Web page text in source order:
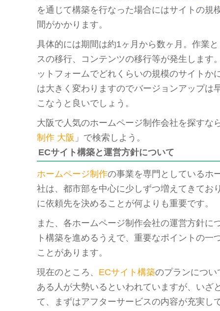
を通じて構築を行なった場合にはサイトの規
間がかかります。
具体的には期間は約1ヶ月から数ヶ月。作業
スの移行、コンテンツの移行等が発生します
ットフォームでどれくらいの規模のサイトか
は大きく変わりますのでバージョンアップは
こなうと良いでしょう。
大阪で人気のホームページ制作会社を探すな
制作 大阪 」で検索しよう。
ECサイト構築と運営方針について
ホームページ制作の事業を専門としているホ
社は、都市部を中心に少しずつ増えてきてお
に依頼先を決めることが何よりも重要です。
また、各ホームページ制作会社の運営方針に
ト構築を進めるうえで、重要なポイントの一
ことがあります。
現在のところ、 ECサイト構築のプランにつ
ある人が大勢いるといわれていますが、いざ
て、まずはアフターサービスの内容が充実し